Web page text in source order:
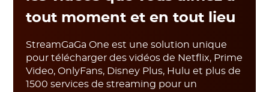
tout moment et en tout lieu
StreamGaGa One est une solution unique
pour télécharger des vidéos de Netflix, Prime
Video, OnlyFans, Disney Plus, Hulu et plus de
1500 services de streaming pour un